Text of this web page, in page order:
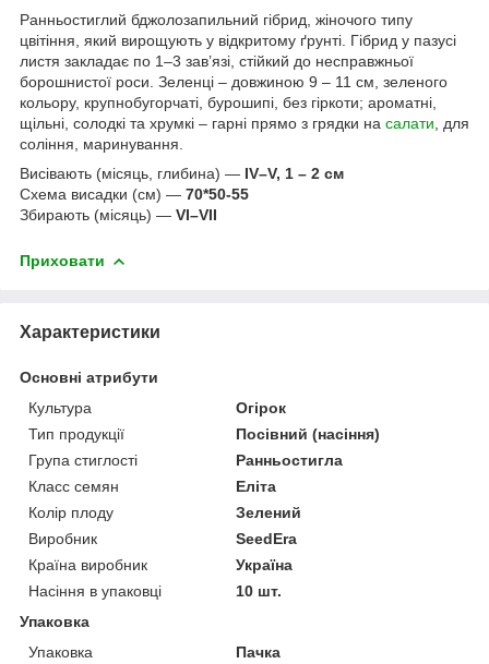
Ранньостиглий бджолозапильний гібрид, жіночого типу
цвітіння, який вирощують у відкритому ґрунті. Гібрид у пазусі
листя закладає по 1–3 зав’язі, стійкий до несправжньої
борошнистої роси. Зеленці – довжиною 9 – 11 см, зеленого
кольору, крупнобугорчаті, бурошипі, без гіркоти; ароматні,
щільні, солодкі та хрумкі – гарні прямо з грядки на салати , для
соління, маринування.
Висівають (місяць, глибина) — IV–V, 1 – 2 см
Схема висадки (см) — 70*50-55
Збирають (місяць) — VI–VII
Приховати
Характеристики
Основні атрибути
Культура
Огірок
Тип продукції
Посівний (насіння)
Група стиглості
Ранньостигла
Класс семян
Еліта
Колір плоду
Зелений
Виробник
SeedEra
Країна виробник
Україна
Насіння в упаковці
10 шт.
Упаковка
Упаковка
Пачка